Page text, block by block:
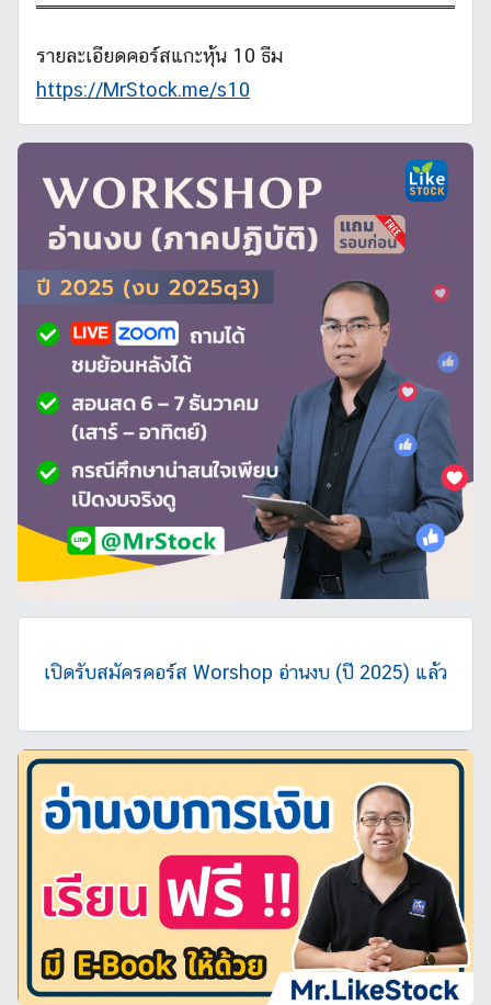
รายละเอียดคอร์สแกะหุ้น 10 ธีม
https://MrStock.me/s10
เปิดรับสมัครคอร์ส Worshop อ่านงบ (ปี 2025) แล้ว